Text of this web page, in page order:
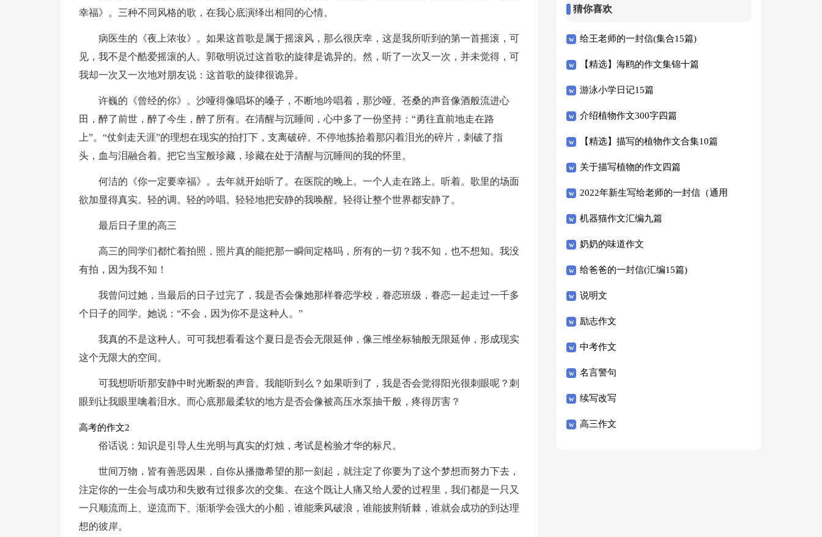
幸福》。三种不同风格的歌，在我心底演绎出相同的心情。
病医生的《夜上浓妆》。如果这首歌是属于摇滚风，那么很庆幸，这是我所听到的第一首摇滚，可
见，我不是个酷爱摇滚的人。郭敬明说过这首歌的旋律是诡异的。然，听了一次又一次，并未觉得，可
我却一次又一次地对朋友说：这首歌的旋律很诡异。
许巍的《曾经的你》。沙哑得像唱坏的嗓子，不断地吟唱着，那沙哑、苍桑的声音像酒般流进心
田，醉了前世，醉了今生，醉了所有。在清醒与沉睡间，心中多了一份坚持：“勇往直前地走在路
上”。“仗剑走天涯”的理想在现实的拍打下，支离破碎。不停地拣拾着那闪着泪光的碎片，刺破了指
头，血与泪融合着。把它当宝般珍藏，珍藏在处于清醒与沉睡间的我的怀里。
何洁的《你一定要幸福》。去年就开始听了。在医院的晚上。一个人走在路上。听着。歌里的场面
欲加显得真实。轻的调。轻的吟唱。轻轻地把安静的我唤醒。轻得让整个世界都安静了。
最后日子里的高三
高三的同学们都忙着拍照，照片真的能把那一瞬间定格吗，所有的一切？我不知，也不想知。我没
有拍，因为我不知！
我曾问过她，当最后的日子过完了，我是否会像她那样眷恋学校，眷恋班级，眷恋一起走过一千多
个日子的同学。她说：“不会，因为你不是这种人。”
我真的不是这种人。可可我想看看这个夏日是否会无限延伸，像三维坐标轴般无限延伸，形成现实
这个无限大的空间。
可我想听听那安静中时光断裂的声音。我能听到么？如果听到了，我是否会觉得阳光很刺眼呢？刺
眼到让我眼里噙着泪水。而心底那最柔软的地方是否会像被高压水泵抽干般，疼得厉害？
高考的作文2
俗话说：知识是引导人生光明与真实的灯烛，考试是检验才华的标尺。
世间万物，皆有善恶因果，自你从播撒希望的那一刻起，就注定了你要为了这个梦想而努力下去，
注定你的一生会与成功和失败有过很多次的交集。在这个既让人痛又给人爱的过程里，我们都是一只又
一只顺流而上、逆流而下、渐渐学会强大的小船，谁能乘风破浪，谁能披荆斩棘，谁就会成功的到达理
想的彼岸。
猜你喜欢
给王老师的一封信(集合15篇)
【精选】海鸥的作文集锦十篇
游泳小学日记15篇
介绍植物作文300字四篇
【精选】描写的植物作文合集10篇
关于描写植物的作文四篇
2022年新生写给老师的一封信（通用
8篇）
机器猫作文汇编九篇
奶奶的味道作文
给爸爸的一封信(汇编15篇)
说明文
励志作文
中考作文
名言警句
续写改写
高三作文